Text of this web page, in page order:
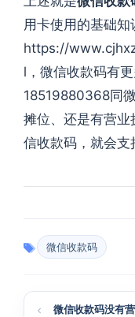
用卡使用的基础知
https://
l，微信收款码有
18519880368同
摊位、还是有营
信收款码，就会支
微信收款码
微信收款码没有